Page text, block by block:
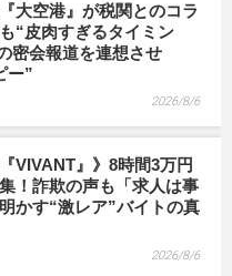
大空港』が税関とのコラ
“皮肉すぎるタイミン
密会報道を連想させ
ー”
2026/8/6
VIVANT』》8時間3万円
！詐欺の声も「求人は事
かす“激レア”バイトの真
2026/8/6